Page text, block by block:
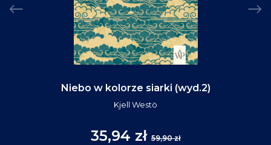
Niebo w kolorze siarki (wyd.2)
Kjell Westö
35,94 zł 59,90 zł